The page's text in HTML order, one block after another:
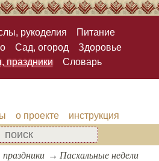
рукоделия
Питание
Сад, огород
Здоровье
праздники
Словарь
о проекте инструкция
праздники
Пасхальные недели